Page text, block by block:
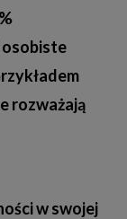
osobiste
rozważają
w swojej